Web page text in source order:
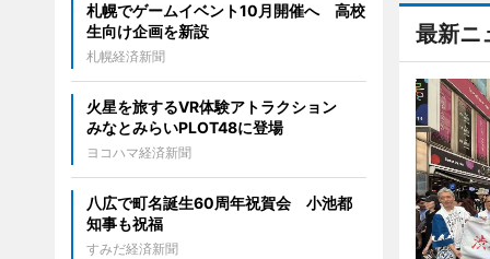
最新ニ
札幌でゲームイベント10月開催へ 高校
生向け企画を新設
札幌経済新聞
火星を旅するVR体験アトラクション
みなとみらいPLOT48に登場
ヨコハマ経済新聞
八広で町名誕生60周年祝賀会 小池都
知事も祝福
すみだ経済新聞